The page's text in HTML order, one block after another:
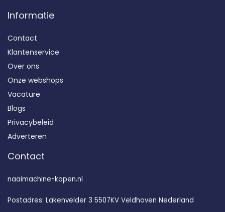
Informatie
Contact
Klantenservice
Over ons
Onze webshops
Vacature
Blogs
Privacybeleid
Adverteren
Contact
naaimachine-kopen.nl
Postadres: Lakenvelder 3 5507KV Veldhoven Nederland